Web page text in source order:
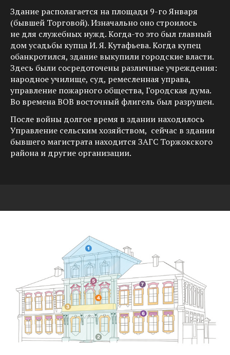
Здание располагается на площади 9-го Января
(бывшей Торговой). Изначально оно строилось
не для служебных нужд. Когда-то это был главный
дом усадьбы купца И. Я. Кутафьева. Когда купец
обанкротился, здание выкупили городские власти.
Здесь были сосредоточены различные учреждения:
народное училище, суд, ремесленная управа,
управление пожарного общества, Городская дума.
Во времена ВОВ восточный флигель был разрушен.
После войны долгое время в здании находилось
Управление сельским хозяйством, сейчас в здании
бывшего магистрата находится ЗАГС Торжокского
района и другие организации.